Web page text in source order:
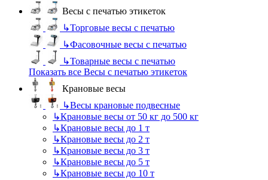
Весы с печатью этикеток
↳Торговые весы с печатью
↳Фасовочные весы с печатью
↳Товарные весы с печатью
Показать все Весы с печатью этикеток
Крановые весы
↳Весы крановые подвесные
↳Крановые весы от 50 кг до 500 кг
↳Крановые весы до 1 т
↳Крановые весы до 2 т
↳Крановые весы до 3 т
↳Крановые весы до 5 т
↳Крановые весы до 10 т